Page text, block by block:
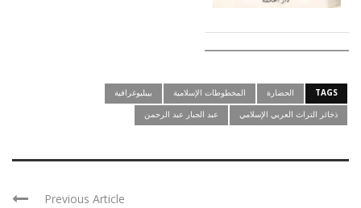
TAGS الحضارة المخطوطات الإسلامية
بيبليوغرافية
ذخائر التراث العربي الإسلامي
عبد الجبار عبد الرحمن
Previous Article